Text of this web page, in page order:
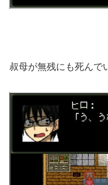
叔母が無残にも死んで